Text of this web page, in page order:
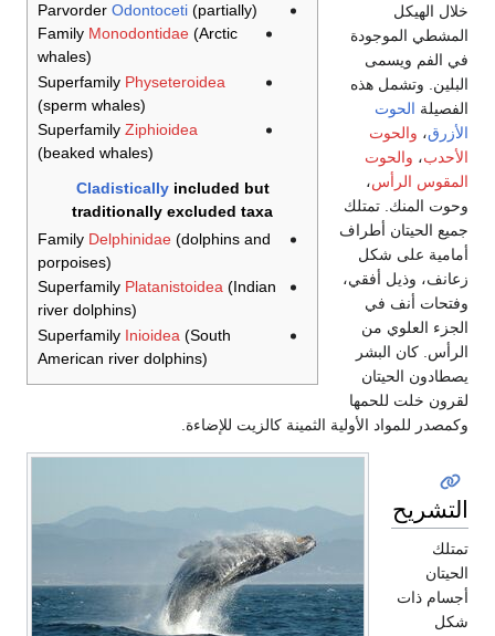
Parvorder Odontoceti(partially)
Family Monodontidae(Arctic
whales)
Superfamily Physeteroidea
(sperm whales)
Superfamily Ziphioidea
(beaked whales)
Cladisticallyincluded but
traditionally excluded taxa
Family Delphinidae(dolphins and
porpoises)
Superfamily Platanistoidea(Indian
river dolphins)
Superfamily Inioidea (South
American river dolphins)
خلال الهيكل
المشطي الموجودة
في الفم ويسمى
البلين. وتشمل هذه
الفصيلة الحوت
الأزرق، والحوت
الأحدب، والحوت
المقوس الرأس،
وحوت المنك. تمتلك
جميع الحيتان أطراف
أمامية على شكل
زعانف، وذيل أفقي،
وفتحات أنف في
الجزء العلوي من
الرأس. كان البشر
يصطادون الحيتان
لقرون خلت للحمها
وكمصدر للمواد الأولية الثمينة كالزيت للإضاءة.
التشريح
تمتلك
الحيتان
أجسام ذات
شكل